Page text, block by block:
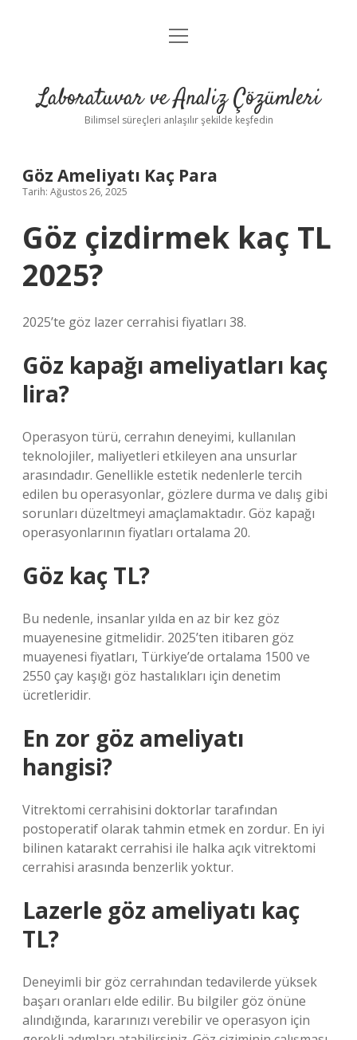
Anasayfa
Yasal Uyarı
menüyü
Laboratuvar ve Analiz Çözümleri
Bilimsel süreçleri anlaşılır şekilde keşfedin
Göz Ameliyatı Kaç Para
Tarih: Ağustos 26, 2025
Göz çizdirmek kaç TL
2025?
2025’te göz lazer cerrahisi fiyatları 38.
Göz kapağı ameliyatları kaç
lira?
Operasyon türü, cerrahın deneyimi, kullanılan
teknolojiler, maliyetleri etkileyen ana unsurlar
arasındadır. Genellikle estetik nedenlerle tercih
edilen bu operasyonlar, gözlere durma ve dalış gibi
sorunları düzeltmeyi amaçlamaktadır. Göz kapağı
operasyonlarının fiyatları ortalama 20.
Göz kaç TL?
Bu nedenle, insanlar yılda en az bir kez göz
muayenesine gitmelidir. 2025’ten itibaren göz
muayenesi fiyatları, Türkiye’de ortalama 1500 ve
2550 çay kaşığı göz hastalıkları için denetim
ücretleridir.
En zor göz ameliyatı
hangisi?
Vitrektomi cerrahisini doktorlar tarafından
postoperatif olarak tahmin etmek en zordur. En iyi
bilinen katarakt cerrahisi ile halka açık vitrektomi
cerrahisi arasında benzerlik yoktur.
Lazerle göz ameliyatı kaç
TL?
Deneyimli bir göz cerrahından tedavilerde yüksek
başarı oranları elde edilir. Bu bilgiler göz önüne
alındığında, kararınızı verebilir ve operasyon için